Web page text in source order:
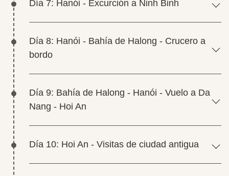
Día 7: Hanói - Excurción a Ninh Binh
Día 8: Hanói - Bahía de Halong - Crucero a
bordo
Día 9: Bahía de Halong - Hanói - Vuelo a Da
Nang - Hoi An
Día 10: Hoi An - Visitas de ciudad antigua